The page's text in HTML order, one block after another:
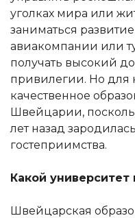
уголках мира или
заниматься
авиакомпании или
получать высокий
привилегии. Но для
качественное
Швейцарии,
лет назад
гостеприимства.
Какой университет
Швейцарская